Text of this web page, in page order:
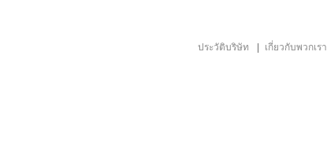
ประวัติบริษัท เกี่ยวกับพวกเรา